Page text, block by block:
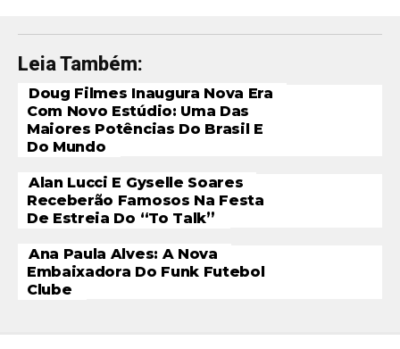
Leia Também:
Doug Filmes Inaugura Nova Era
Com Novo Estúdio: Uma Das
Maiores Potências Do Brasil E
Do Mundo
Alan Lucci E Gyselle Soares
Receberão Famosos Na Festa
De Estreia Do “To Talk”
Ana Paula Alves: A Nova
Embaixadora Do Funk Futebol
Clube